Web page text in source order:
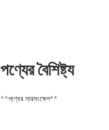
পণ্যের বৈশিষ্ট্য
**পণ্যের সারসংক্ষেপ**